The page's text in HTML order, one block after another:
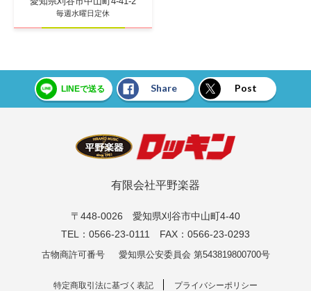
毎週水曜日定休
LINEで送る Share Post
有限会社平野楽器
〒448-0026 愛知県刈谷市中山町4-40
TEL：0566-23-0111 FAX：0566-23-0293
古物商許可番号 愛知県公安委員会 第543819800700号
特定商取引法に基づく表記 プライバシーポリシー